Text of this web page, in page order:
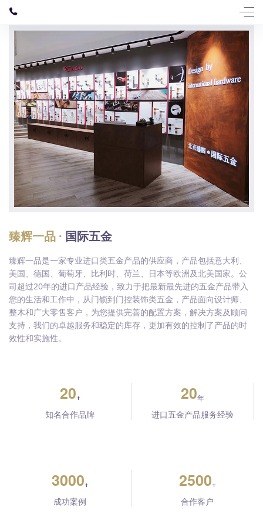
臻辉一品 · 国际五金
臻辉一品是一家专业进口类五金产品的供应商，产品包括意大利、
美国、德国、葡萄牙、比利时、荷兰、日本等欧洲及北美国家。公
司超过20年的进口产品经验，致力于把最新最先进的五金产品带入
您的生活和工作中，从门锁到门控装饰类五金，产品面向设计师、
整木和广大零售客户，为您提供完善的配置方案，解决方案及顾问
支持，我们的卓越服务和稳定的库存，更加有效的控制了产品的时
效性和实施性。
20+
知名合作品牌
20年
进口五金产品服务经验
3000+
成功案例
2500+
合作客户